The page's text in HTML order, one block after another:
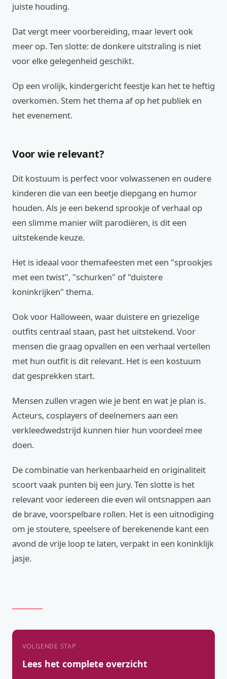
juiste houding.
Dat vergt meer voorbereiding, maar levert ook
meer op. Ten slotte: de donkere uitstraling is niet
voor elke gelegenheid geschikt.
Op een vrolijk, kindergericht feestje kan het te heftig
overkomen. Stem het thema af op het publiek en
het evenement.
Voor wie relevant?
Dit kostuum is perfect voor volwassenen en oudere
kinderen die van een beetje diepgang en humor
houden. Als je een bekend sprookje of verhaal op
een slimme manier wilt parodiëren, is dit een
uitstekende keuze.
Het is ideaal voor themafeesten met een "sprookjes
met een twist", "schurken" of "duistere
koninkrijken" thema.
Ook voor Halloween, waar duistere en griezelige
outfits centraal staan, past het uitstekend. Voor
mensen die graag opvallen en een verhaal vertellen
met hun outfit is dit relevant. Het is een kostuum
dat gesprekken start.
Mensen zullen vragen wie je bent en wat je plan is.
Acteurs, cosplayers of deelnemers aan een
verkleedwedstrijd kunnen hier hun voordeel mee
doen.
De combinatie van herkenbaarheid en originaliteit
scoort vaak punten bij een jury. Ten slotte is het
relevant voor iedereen die even wil ontsnappen aan
de brave, voorspelbare rollen. Het is een uitnodiging
om je stoutere, speelsere of berekenende kant een
avond de vrije loop te laten, verpakt in een koninklijk
jasje.
VOLGENDE STAP
Lees het complete overzicht